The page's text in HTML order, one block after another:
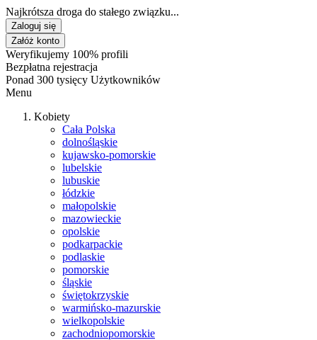
Najkrótsza droga do stałego związku...
Zaloguj się
Załóż konto
Weryfikujemy 100% profili
Bezpłatna rejestracja
Ponad 300 tysięcy Użytkowników
Menu
Kobiety
Cała Polska
dolnośląskie
kujawsko-pomorskie
lubelskie
lubuskie
łódzkie
małopolskie
mazowieckie
opolskie
podkarpackie
podlaskie
pomorskie
śląskie
świętokrzyskie
warmińsko-mazurskie
wielkopolskie
zachodniopomorskie